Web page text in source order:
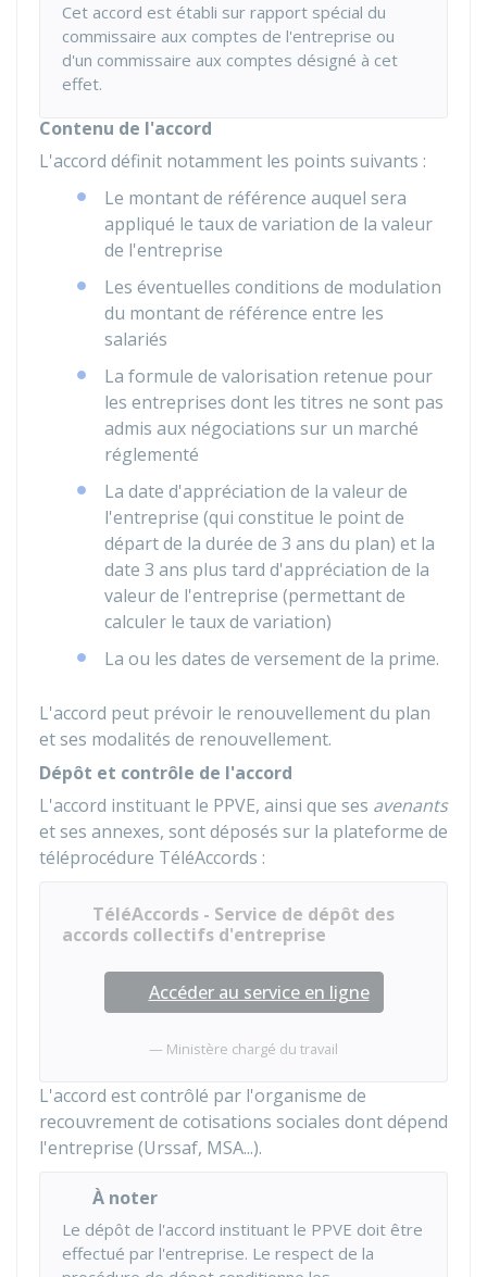
Cet accord est établi sur rapport spécial du
commissaire aux comptes de l'entreprise ou
d'un commissaire aux comptes désigné à cet
effet.
Contenu de l'accord
L'accord définit notamment les points suivants :
Le montant de référence auquel sera
appliqué le taux de variation de la valeur
de l'entreprise
Les éventuelles conditions de modulation
du montant de référence entre les
salariés
La formule de valorisation retenue pour
les entreprises dont les titres ne sont pas
admis aux négociations sur un marché
réglementé
La date d'appréciation de la valeur de
l'entreprise (qui constitue le point de
départ de la durée de 3 ans du plan) et la
date 3 ans plus tard d'appréciation de la
valeur de l'entreprise (permettant de
calculer le taux de variation)
La ou les dates de versement de la prime.
L'accord peut prévoir le renouvellement du plan
et ses modalités de renouvellement.
Dépôt et contrôle de l'accord
L'accord instituant le PPVE, ainsi que ses avenants
et ses annexes, sont déposés sur la plateforme de
téléprocédure TéléAccords :
TéléAccords - Service de dépôt des
accords collectifs d'entreprise
Accéder au service en ligne
Ministère chargé du travail
L'accord est contrôlé par l'organisme de
recouvrement de cotisations sociales dont dépend
l'entreprise (Urssaf, MSA...).
À noter
Le dépôt de l'accord instituant le PPVE doit être
effectué par l'entreprise. Le respect de la